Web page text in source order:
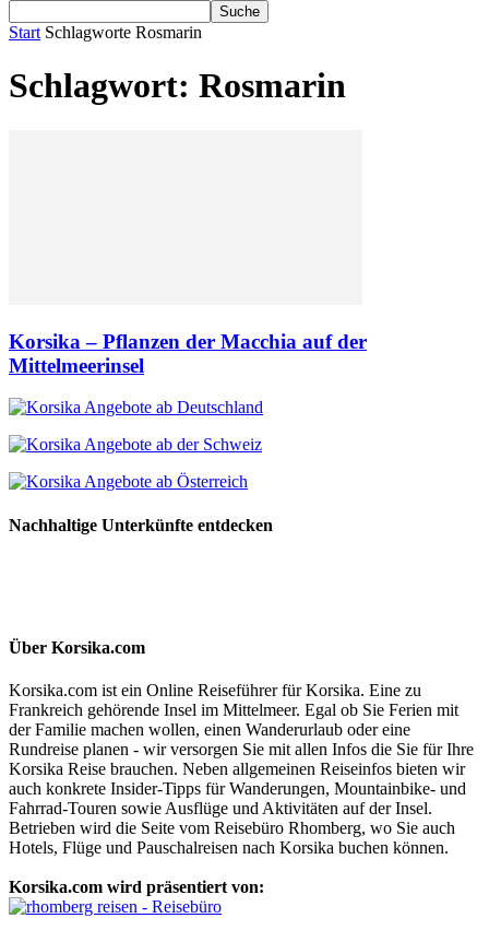
Start Schlagworte Rosmarin
Schlagwort: Rosmarin
Korsika – Pflanzen der Macchia auf der
Mittelmeerinsel
Nachhaltige Unterkünfte entdecken
Über Korsika.com
Korsika.com ist ein Online Reiseführer für Korsika. Eine zu
Frankreich gehörende Insel im Mittelmeer. Egal ob Sie Ferien mit
der Familie machen wollen, einen Wanderurlaub oder eine
Rundreise planen - wir versorgen Sie mit allen Infos die Sie für Ihre
Korsika Reise brauchen. Neben allgemeinen Reiseinfos bieten wir
auch konkrete Insider-Tipps für Wanderungen, Mountainbike- und
Fahrrad-Touren sowie Ausflüge und Aktivitäten auf der Insel.
Betrieben wird die Seite vom Reisebüro Rhomberg, wo Sie auch
Hotels, Flüge und Pauschalreisen nach Korsika buchen können.
Korsika.com wird präsentiert von: